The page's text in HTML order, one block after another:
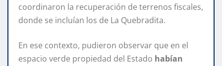
coordinaron la recuperación de terrenos fiscales,
donde se incluían los de La Quebradita.
En ese contexto, pudieron observar que en el
espacio verde propiedad del Estado habían